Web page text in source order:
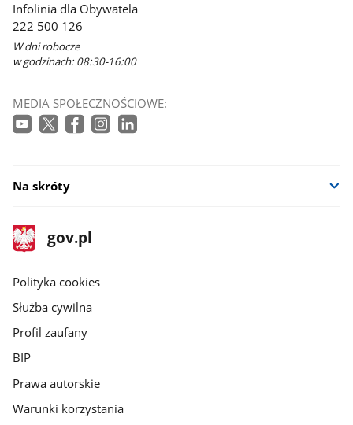
Infolinia dla Obywatela
222 500 126
W dni robocze
w godzinach: 08:30-16:00
MEDIA SPOŁECZNOŚCIOWE:
Na skróty
stopka
gov.pl
Strona
gov.pl
gov.pl
Polityka cookies
Służba cywilna
Profil zaufany
BIP
Prawa autorskie
Warunki korzystania